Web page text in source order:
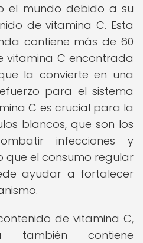
el mundo debido a su
de vitamina C. Esta
contiene más de 60
vitamina C encontrada
la convierte en una
para el sistema
C es crucial para la
blancos, que son los
infecciones y
que el consumo regular
ayudar a fortalecer
de vitamina C,
contiene